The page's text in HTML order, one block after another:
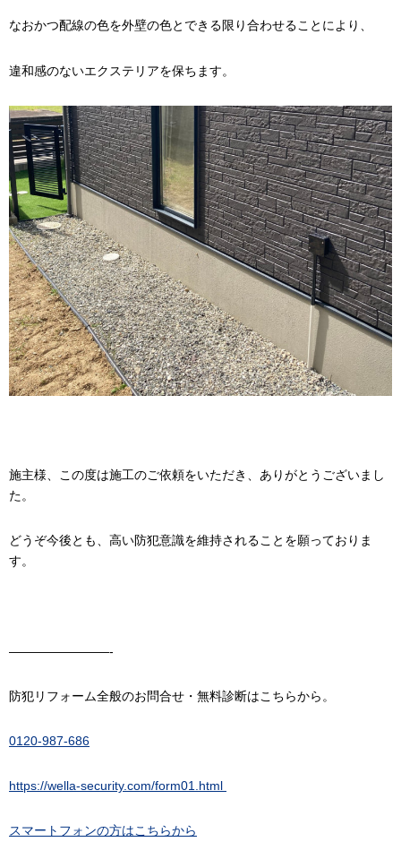
なおかつ配線の色を外壁の色とできる限り合わせることにより、
違和感のないエクステリアを保ちます。
施主様、この度は施工のご依頼をいただき、ありがとうございまし
た。
どうぞ今後とも、高い防犯意識を維持されることを願っておりま
す。
————————-
防犯リフォーム全般のお問合せ・無料診断はこちらから。
0120-987-686
https://wella-security.com/form01.html
スマートフォンの方はこちらから